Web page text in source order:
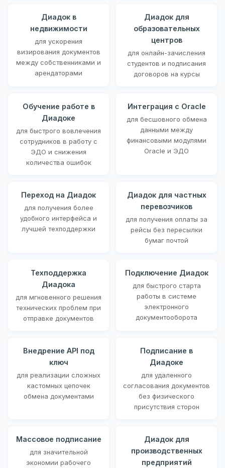
Диадок в
недвижимости
для ускорения
визирования документов
между собственниками и
арендаторами
Диадок для
образовательных
центров
для онлайн-зачисления
студентов и подписания
договоров на курсы
Обучение работе в
Диадоке
для быстрого вовлечения
сотрудников в работу с
ЭДО и снижения
количества ошибок
Интеграция с Oracle
для бесшовного обмена
данными между
финансовыми модулями
Oracle и ЭДО
Переход на Диадок
для получения более
удобного интерфейса и
лучшей техподдержки
Диадок для частных
перевозчиков
для получения оплаты за
рейсы без пересылки
бумаг почтой
Техподдержка
Диадока
для мгновенного решения
технических проблем при
отправке документов
Подключение Диадок
для быстрого старта
работы в системе
электронного
документооборота
Внедрение API под
ключ
для реализации сложных
кастомных цепочек
обмена документами
Подписание в
Диадоке
для удаленного
согласования документов
без физического
присутствия сторон
Массовое подписание
для значительной
экономии рабочего
Диадок для
производственных
предприятий